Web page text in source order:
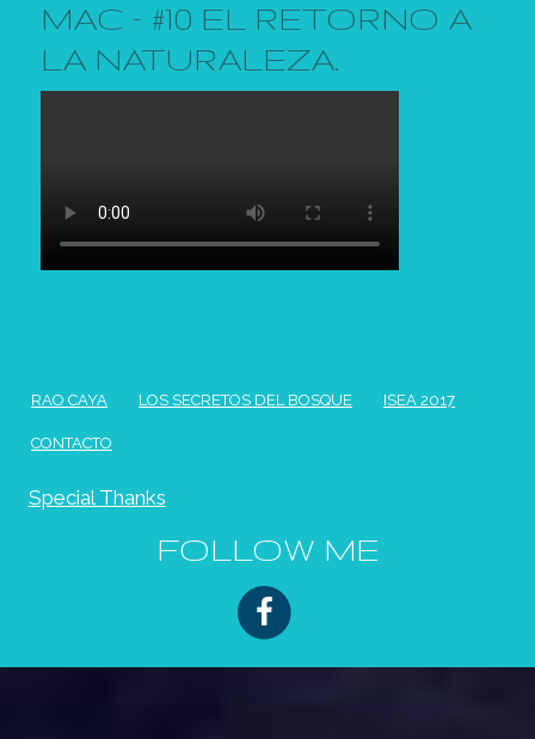
MAC – #10 EL RETORNO A
LA NATURALEZA.
RAO CAYA LOS SECRETOS DEL BOSQUE ISEA 2017
CONTACTO
Special Thanks
FOLLOW ME